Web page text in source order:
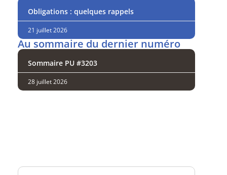
Obligations : quelques rappels
21 juillet 2026
Au sommaire du dernier numéro
Sommaire PU #3203
28 juillet 2026